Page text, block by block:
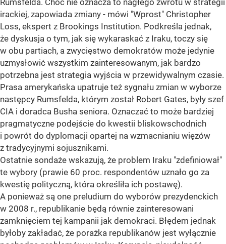
Rumsfelda. Choć nie oznacza to nagłego zwrotu w strategii
irackiej, zapowiada zmiany - mówi "Wprost" Christopher
Loss, ekspert z Brookings Institution. Podkreśla jednak,
że dyskusja o tym, jak się wykaraskać z Iraku, toczy się
w obu partiach, a zwycięstwo demokratów może jedynie
uzmysłowić wszystkim zainteresowanym, jak bardzo
potrzebna jest strategia wyjścia w przewidywalnym czasie.
Prasa amerykańska upatruje też sygnału zmian w wyborze
następcy Rumsfelda, którym został Robert Gates, były szef
CIA i doradca Busha seniora. Oznaczać to może bardziej
pragmatyczne podejście do kwestii bliskowschodnich
i powrót do dyplomacji opartej na wzmacnianiu więzów
z tradycyjnymi sojusznikami.
Ostatnie sondaże wskazują, że problem Iraku "zdefiniował"
te wybory (prawie 60 proc. respondentów uznało go za
kwestię polityczną, która określiła ich postawę).
A ponieważ są one preludium do wyborów prezydenckich
w 2008 r., republikanie będą równie zainteresowani
zamknięciem tej kampanii jak demokraci. Błędem jednak
byłoby zakładać, że porażka republikanów jest wyłącznie